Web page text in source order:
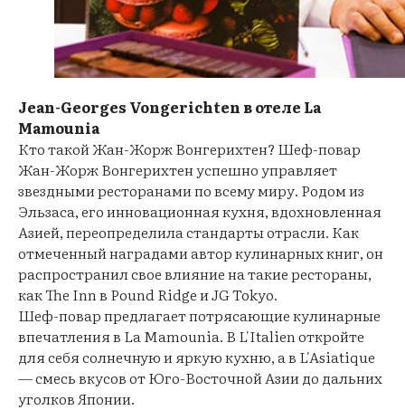
Jean-Georges Vongerichten в отеле La
Mamounia
Кто такой Жан-Жорж Вонгерихтен? Шеф-повар
Жан-Жорж Вонгерихтен успешно управляет
звездными ресторанами по всему миру. Родом из
Эльзаса, его инновационная кухня, вдохновленная
Азией, переопределила стандарты отрасли. Как
отмеченный наградами автор кулинарных книг, он
распространил свое влияние на такие рестораны,
как The Inn в Pound Ridge и JG Tokyo.
Шеф-повар предлагает потрясающие кулинарные
впечатления в La Mamounia. В L'Italien откройте
для себя солнечную и яркую кухню, а в L'Asiatique
— смесь вкусов от Юго-Восточной Азии до дальних
уголков Японии.